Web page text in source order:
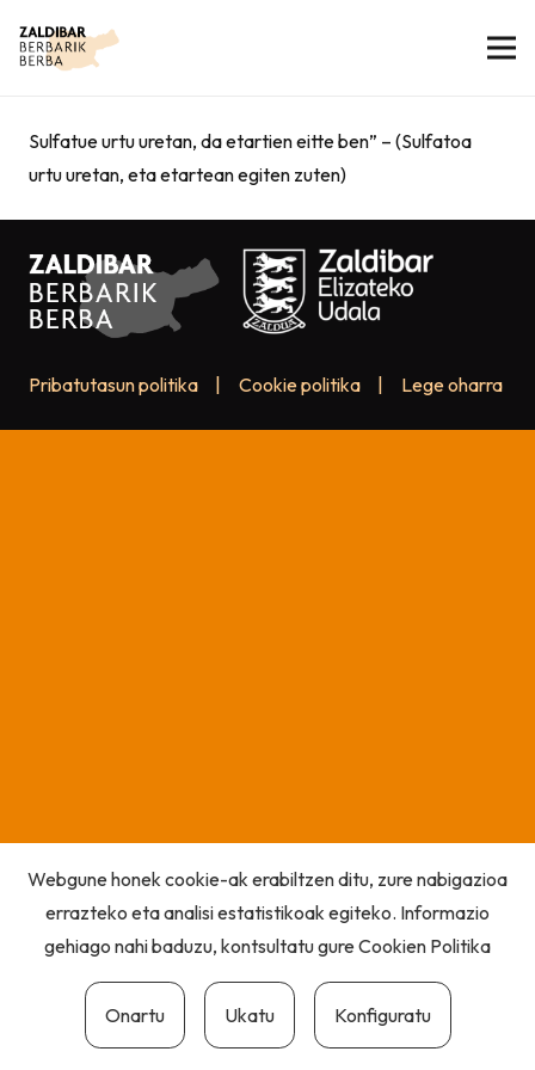
Sulfatue urtu uretan, da etartien eitte ben” – (Sulfatoa
urtu uretan, eta etartean egiten zuten)
Pribatutasun politika Cookie politika Lege oharra
Webgune honek cookie-ak erabiltzen ditu, zure nabigazioa
errazteko eta analisi estatistikoak egiteko. Informazio
gehiago nahi baduzu, kontsultatu gureCookien Politika
Onartu Ukatu Konfiguratu